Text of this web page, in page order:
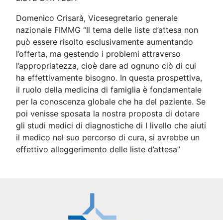
Domenico Crisarà, Vicesegretario generale
nazionale FIMMG “Il tema delle liste d’attesa non
può essere risolto esclusivamente aumentando
l’offerta, ma gestendo i problemi attraverso
l’appropriatezza, cioè dare ad ognuno ciò di cui
ha effettivamente bisogno. In questa prospettiva,
il ruolo della medicina di famiglia è fondamentale
per la conoscenza globale che ha del paziente. Se
poi venisse sposata la nostra proposta di dotare
gli studi medici di diagnostiche di I livello che aiuti
il medico nel suo percorso di cura, si avrebbe un
effettivo alleggerimento delle liste d’attesa”